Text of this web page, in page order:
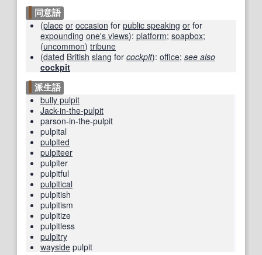
同意語
(place or occasion for public speaking or for
expounding one's views): platform; soapbox;
(uncommon) tribune
(dated British slang for cockpit): office; see also
cockpit
派生語
bully pulpit
Jack-in-the-pulpit
parson-in-the-pulpit
pulpital
pulpited
pulpiteer
pulpiter
pulpitful
pulpitical
pulpitish
pulpitism
pulpitize
pulpitless
pulpitry
wayside pulpit